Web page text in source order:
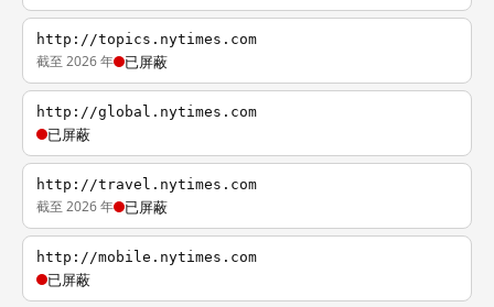
http://topics.nytimes.com
截至 2026 年 已屏蔽
http://global.nytimes.com
已屏蔽
http://travel.nytimes.com
截至 2026 年 已屏蔽
http://mobile.nytimes.com
已屏蔽